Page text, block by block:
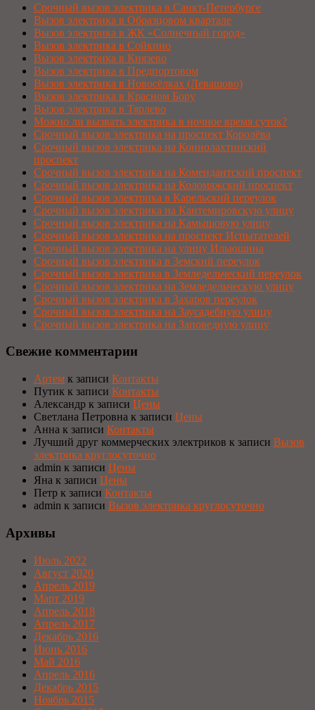
Срочный вызов электрика в Санкт-Петербурге
Вызов электрика в Образцовом квартале
Вызов электрика в ЖК «Солнечный город»
Вызов электрика в Сойкино
Вызов электрика в Князево
Вызов электрика в Предпортовом
Вызов электрика в Новосёлках (Левашово)
Вызов электрика в Красном Бору
Вызов электрика в Тярлево
Можно ли вызвать электрика в ночное время суток?
Срочный вызов электрика на проспект Королёва
Срочный вызов электрика на Коннолахтинский
проспект
Срочный вызов электрика на Комендантский проспект
Срочный вызов электрика на Коломяжский проспект
Срочный вызов электрика в Карельский переулок
Срочный вызов электрика на Кантемировскую улицу
Срочный вызов электрика на Камышовую улицу
Срочный вызов электрика на проспект Испытателей
Срочный вызов электрика на улицу Ильюшина
Срочный вызов электрика в Земский переулок
Срочный вызов электрика в Земледельческий переулок
Срочный вызов электрика на Земледельческую улицу
Срочный вызов электрика в Захаров переулок
Срочный вызов электрика на Заусадебную улицу
Срочный вызов электрика на Заповедную улицу
Свежие комментарии
Артем к записи Контакты
Путик к записи Контакты
Александр к записи Цены
Светлана Петровна к записи Цены
Анна к записи Контакты
Лучший друг коммерческих электриков к записи Вызов
электрика круглосуточно
admin к записи Цены
Яна к записи Цены
Петр к записи Контакты
admin к записи Вызов электрика круглосуточно
Архивы
Июль 2022
Август 2020
Апрель 2019
Март 2019
Апрель 2018
Апрель 2017
Декабрь 2016
Июнь 2016
Май 2016
Апрель 2016
Декабрь 2015
Ноябрь 2015